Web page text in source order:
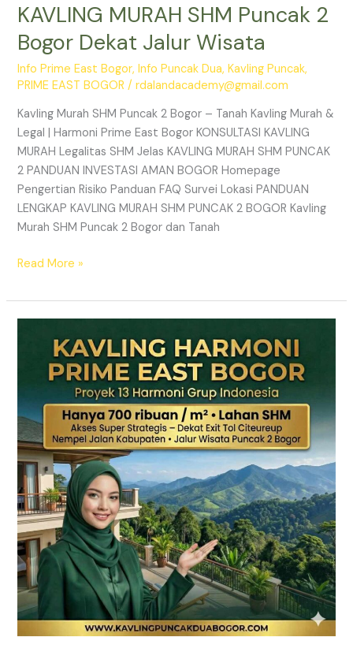
KAVLING MURAH SHM Puncak 2
Bogor Dekat Jalur Wisata
Info Prime East Bogor,Info Puncak Dua,Kavling Puncak,
PRIME EAST BOGOR /rdalandacademy@gmail.com
Kavling Murah SHM Puncak 2 Bogor – Tanah Kavling Murah &
Legal | Harmoni Prime East Bogor KONSULTASI KAVLING
MURAH Legalitas SHM Jelas KAVLING MURAH SHM PUNCAK
2 PANDUAN INVESTASI AMAN BOGOR Homepage
Pengertian Risiko Panduan FAQ Survei Lokasi PANDUAN
LENGKAP KAVLING MURAH SHM PUNCAK 2 BOGOR Kavling
Murah SHM Puncak 2 Bogor dan Tanah
Read More »
HARMONI
BOGOR
|
SHM
Pecah
Sertifikat
|
Dekat
Tol
Citeureup
–
Puncak
2